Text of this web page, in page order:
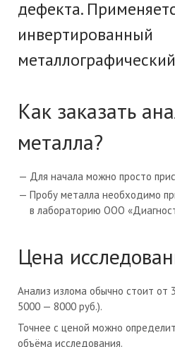
дефекта.
инвертированный
Как заказать
металла?
Для начала можно просто
Пробу металла необходимо
в лабораторию ООО
Цена
Анализ излома обычно стоит от
5000 — 8000 руб.).
Точнее с ценой можно
объёма исследования.